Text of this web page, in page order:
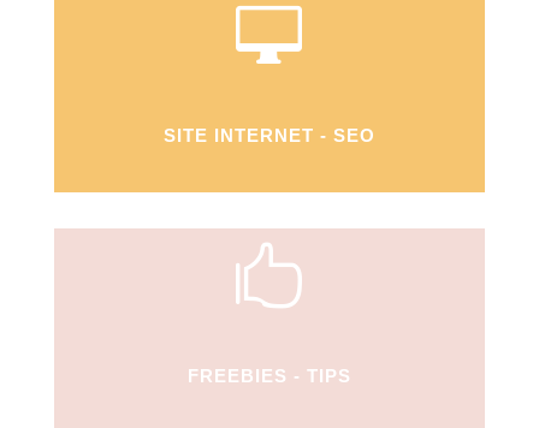

SITE INTERNET - SEO

FREEBIES - TIPS